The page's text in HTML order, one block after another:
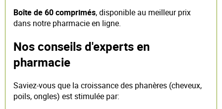
Boîte de 60 comprimés, disponible au meilleur prix
dans notre pharmacie en ligne.
Nos conseils d'experts en
pharmacie
Saviez-vous que la croissance des phanères (cheveux,
poils, ongles) est stimulée par: